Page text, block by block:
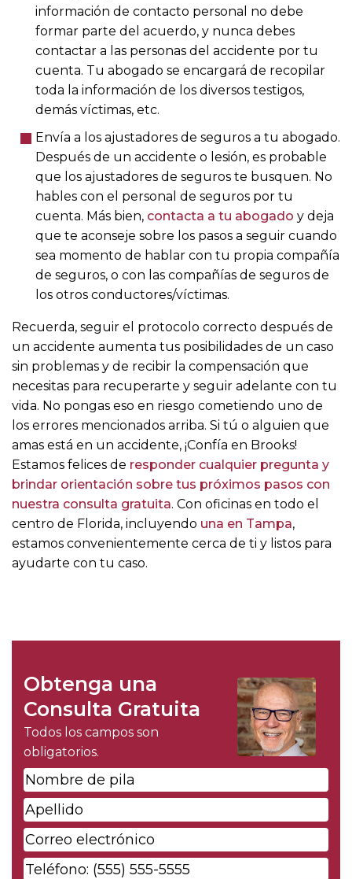
información de contacto personal no debe
formar parte del acuerdo, y nunca debes
contactar a las personas del accidente por tu
cuenta. Tu abogado se encargará de recopilar
toda la información de los diversos testigos,
demás víctimas, etc.
Envía a los ajustadores de seguros a tu abogado.
Después de un accidente o lesión, es probable
que los ajustadores de seguros te busquen. No
hables con el personal de seguros por tu
cuenta. Más bien, contacta a tu abogado y deja
que te aconseje sobre los pasos a seguir cuando
sea momento de hablar con tu propia compañía
de seguros, o con las compañías de seguros de
los otros conductores/víctimas.
Recuerda, seguir el protocolo correcto después de
un accidente aumenta tus posibilidades de un caso
sin problemas y de recibir la compensación que
necesitas para recuperarte y seguir adelante con tu
vida. No pongas eso en riesgo cometiendo uno de
los errores mencionados arriba. Si tú o alguien que
amas está en un accidente, ¡Confía en Brooks!
Estamos felices de responder cualquier pregunta y
brindar orientación sobre tus próximos pasos con
nuestra consulta gratuita. Con oficinas en todo el
centro de Florida, incluyendo una en Tampa,
estamos convenientemente cerca de ti y listos para
ayudarte con tu caso.
Obtenga una
Consulta Gratuita
Todos los campos son
obligatorios.
Nombre
de
pila*
Apellido*
Correo
electrónico*
Phone*